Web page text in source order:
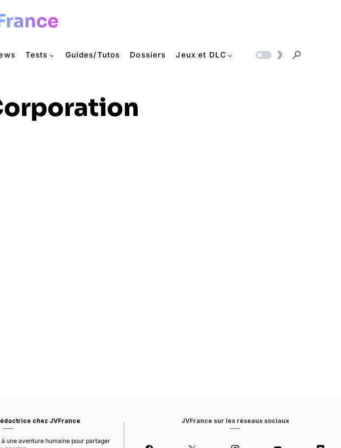
Tests Guides/Tutos Dossiers Jeux et DLC
chez JVFrance
une aventure humaine pour partager
JVFrance sur les réseaux sociaux